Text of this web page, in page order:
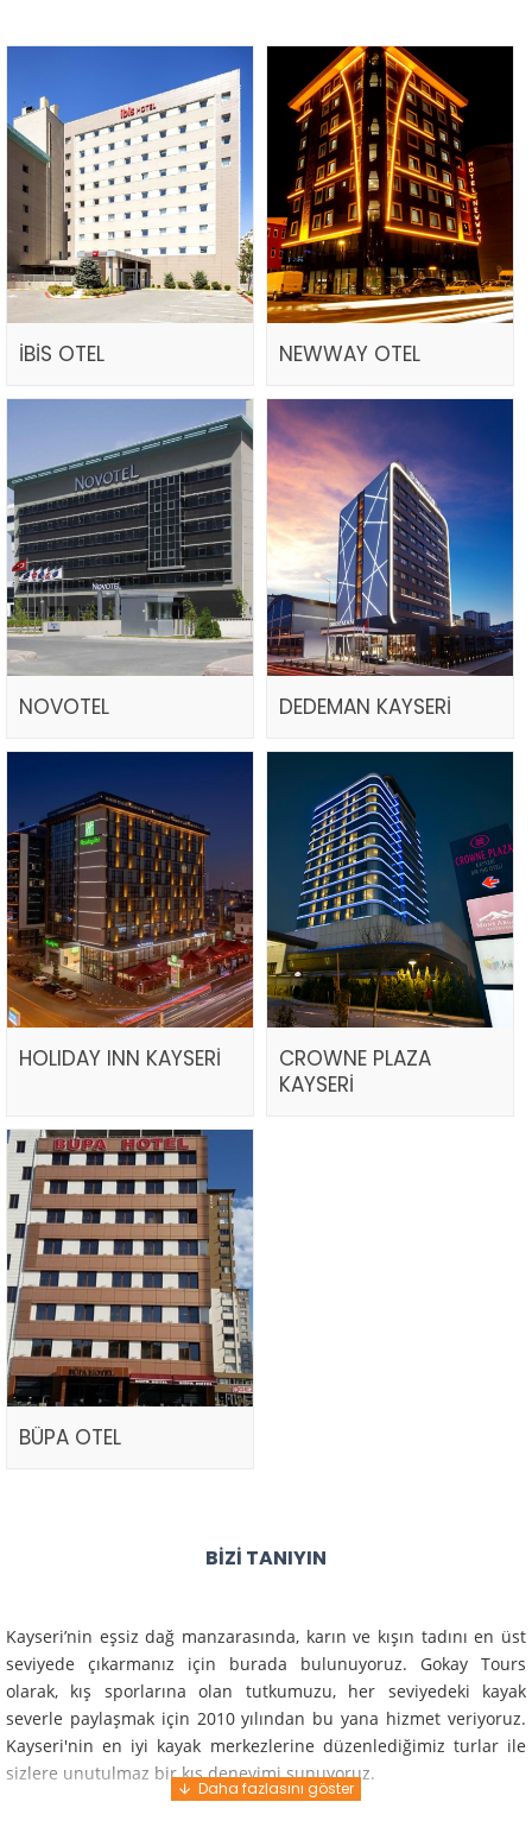
İBİS OTEL NEWWAY OTEL
NOVOTEL DEDEMAN KAYSERİ
HOLIDAY INN KAYSERİ
CROWNE PLAZA
KAYSERİ
BÜPA OTEL
BIZI TANIYIN
Kayseri’nin eşsiz dağ manzarasında, karın ve kışın tadını en üst
seviyede çıkarmanız için burada bulunuyoruz. Gokay Tours
olarak, kış sporlarına olan tutkumuzu, her seviyedeki kayak
severle paylaşmak için 2010 yılından bu yana hizmet veriyoruz.
Kayseri'nin en iyi kayak merkezlerine düzenlediğimiz turlar ile
sizlere unutulmaz bir kış deneyimi sunuyoruz.